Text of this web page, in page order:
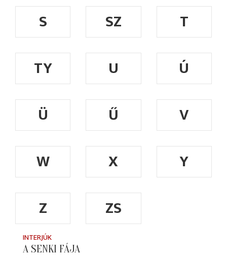
S SZ
T
TY
U
Ú
Ü
Ű
V
W
X
Y
Z
ZS
INTERJÚK
A SENKI FÁJA